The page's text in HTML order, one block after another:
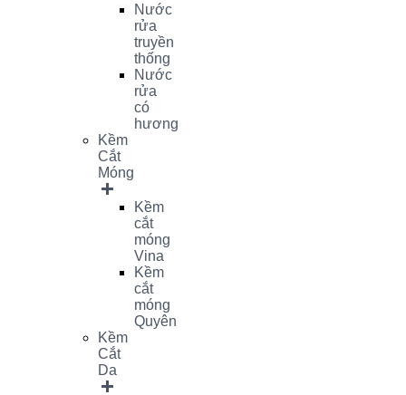
Nước
rửa
truyền
thống
Nước
rửa
có
hương
Kềm
Cắt
Móng
Kềm
cắt
móng
Vina
Kềm
cắt
móng
Quyên
Kềm
Cắt
Da